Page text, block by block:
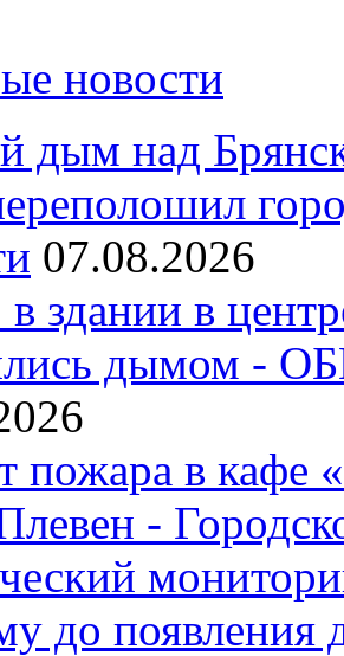
новости
дым над
07.08.2026
здании в
дымом -
пожара в кафе
-
до появления